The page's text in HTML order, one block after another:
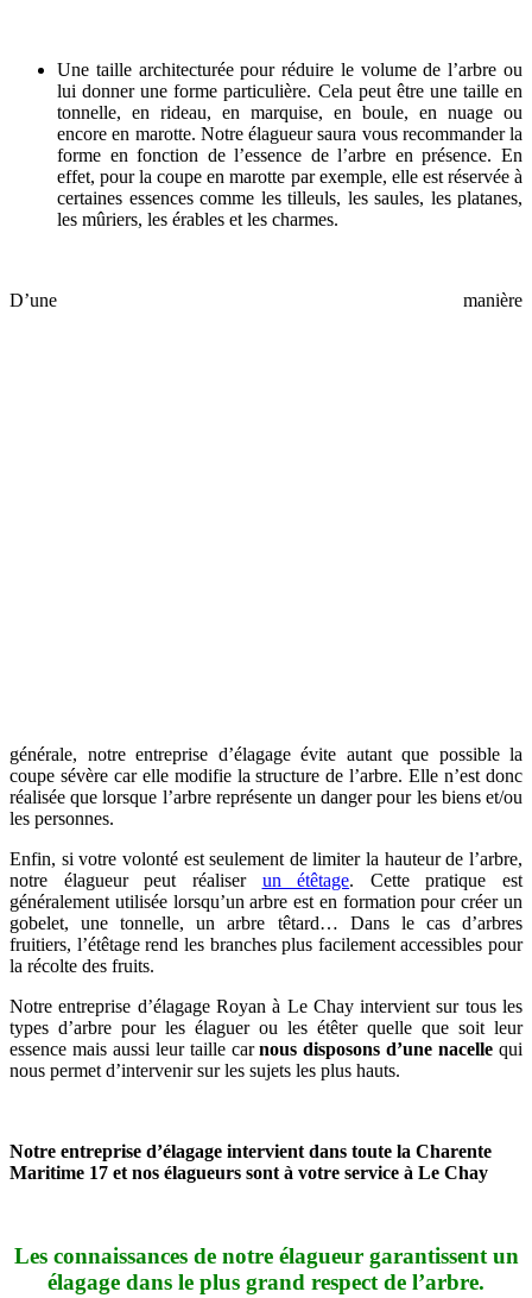
Une taille architecturée pour réduire le volume de l’arbre ou
lui donner une forme particulière. Cela peut être une taille en
tonnelle, en rideau, en marquise, en boule, en nuage ou
encore en marotte. Notre élagueur saura vous recommander la
forme en fonction de l’essence de l’arbre en présence. En
effet, pour la coupe en marotte par exemple, elle est réservée à
certaines essences comme les tilleuls, les saules, les platanes,
les mûriers, les érables et les charmes.
D’une manière
générale, notre entreprise d’élagage évite autant que possible la
coupe sévère car elle modifie la structure de l’arbre. Elle n’est donc
réalisée que lorsque l’arbre représente un danger pour les biens et/ou
les personnes.
Enfin, si votre volonté est seulement de limiter la hauteur de l’arbre,
notre élagueur peut réaliser un étêtage. Cette pratique est
généralement utilisée lorsqu’un arbre est en formation pour créer un
gobelet, une tonnelle, un arbre têtard… Dans le cas d’arbres
fruitiers, l’étêtage rend les branches plus facilement accessibles pour
la récolte des fruits.
Notre entreprise d’élagage Royan à Le Chay intervient sur tous les
types d’arbre pour les élaguer ou les étêter quelle que soit leur
essence mais aussi leur taille carnous disposons d’une nacelle qui
nous permet d’intervenir sur les sujets les plus hauts.
Notre entreprise d’élagage intervient dans toute la Charente
Maritime 17 et nos élagueurs sont à votre service à Le Chay
Les connaissances de notre élagueur garantissent un
élagage dans le plus grand respect de l’arbre.